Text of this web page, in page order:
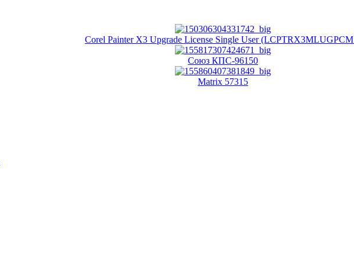
Corel Painter X3 Upgrade License Single User
Союз КПС-96150
Matrix 57315